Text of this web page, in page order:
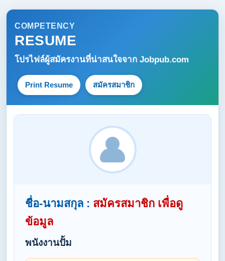
COMPETENCY
RESUME
โปรไฟล์ผู้สมัครงานที่น่าสนใจจาก Jobpub.com
Print Resume สมัครสมาชิก
ชื่อ-นามสกุล : สมัครสมาชิก เพื่อดู
ข้อมูล
พนังงานปั้ม